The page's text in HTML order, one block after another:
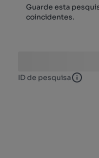
Guarde esta
coincidentes.
ID de pesquisa ID de